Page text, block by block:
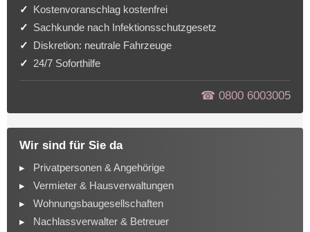
Kostenvoranschlag kostenfrei
Sachkunde nach Infektionsschutzgesetz
Diskretion: neutrale Fahrzeuge
24/7 Soforthilfe
☎︎ 0800 6003005
Wir sind für Sie da
Privatpersonen & Angehörige
Vermieter & Hausverwaltungen
Wohnungsbaugesellschaften
Nachlassverwalter & Betreuer